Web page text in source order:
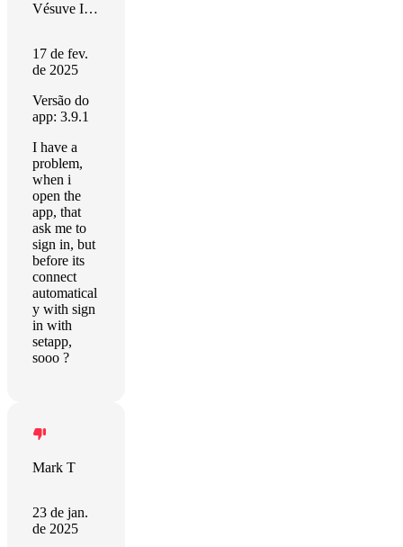
Vésuve Intérieur
17 de fev.
de 2025
Versão do
app: 3.9.1
I have a
problem,
when i
open the
app, that
ask me to
sign in, but
before its
connect
automatical
y with sign
in with
setapp,
sooo ?
Mark T
23 de jan.
de 2025